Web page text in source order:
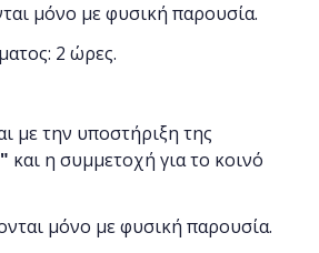
μόνο με φυσική παρουσία.
2 ώρες.
με την υποστήριξη της
και η συμμετοχή για το κοινό
μόνο με φυσική παρουσία.